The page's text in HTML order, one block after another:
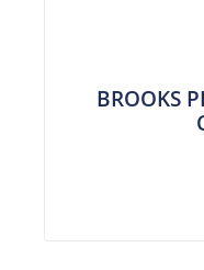
BROOKS